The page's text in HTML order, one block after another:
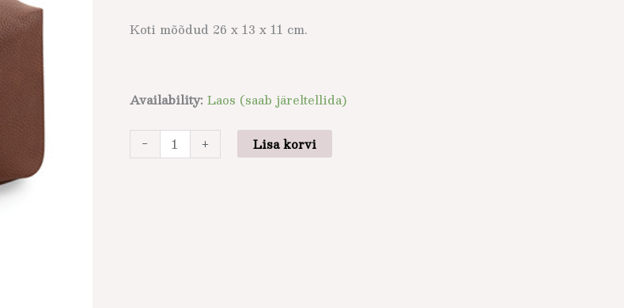
Koti mõõdud 26 x 13 x 11 cm.
Availability: Laos (saab järeltellida)
- + Lisa korvi